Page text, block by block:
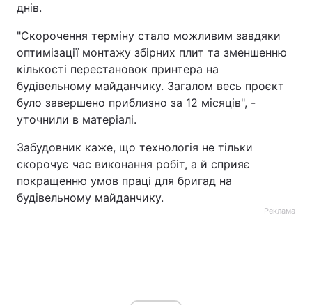
днів.
"Скорочення терміну стало можливим завдяки
оптимізації монтажу збірних плит та зменшенню
кількості перестановок принтера на
будівельному майданчику. Загалом весь проєкт
було завершено приблизно за 12 місяців", -
уточнили в матеріалі.
Забудовник каже, що технологія не тільки
скорочує час виконання робіт, а й сприяє
покращенню умов праці для бригад на
будівельному майданчику.
Реклама